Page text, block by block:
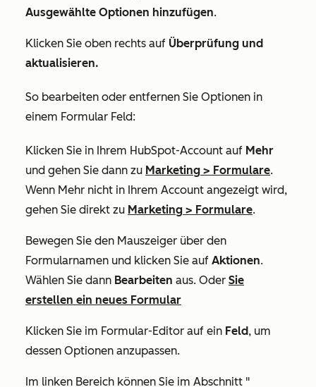
Ausgewählte Optionen hinzufügen.
Klicken Sie oben rechts auf Überprüfung und
aktualisieren.
So bearbeiten oder entfernen Sie Optionen in
einem Formular Feld:
Klicken Sie in Ihrem HubSpot-Account auf Mehr
und gehen Sie dann zu Marketing > Formulare.
Wenn Mehr nicht in Ihrem Account angezeigt wird,
gehen Sie direkt zu Marketing > Formulare.
Bewegen Sie den Mauszeiger über den
Formularnamen und klicken Sie auf Aktionen.
Wählen Sie dann Bearbeiten aus. Oder Sie
erstellen ein neues Formular
Klicken Sie im Formular-Editor auf ein Feld, um
dessen Optionen anzupassen.
Im linken Bereich können Sie im Abschnitt "